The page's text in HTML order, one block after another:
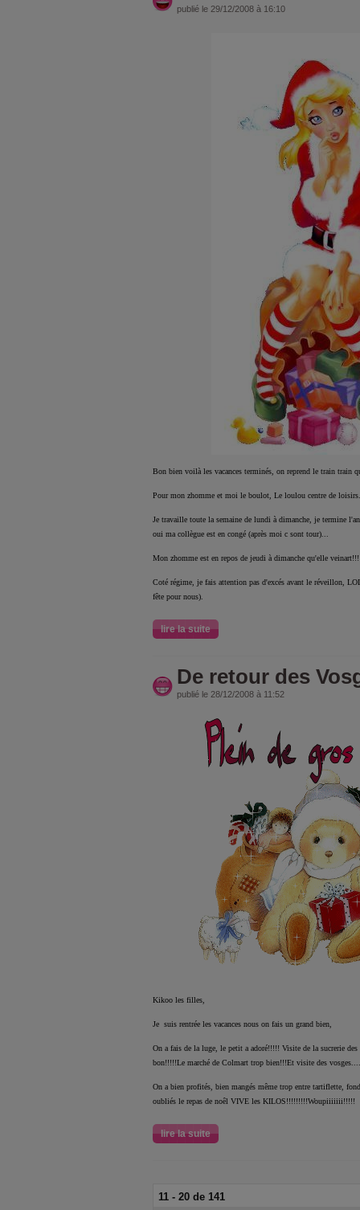
publié le 29/12/2008 à 16:10
Bon bien voilà les vacances terminés, on reprend le train train
Pour mon zhomme et moi le boulot, Le loulou centre de
Je travaille toute la semaine de lundi à dimanche, je termine
oui ma collègue est en congé (après moi c sont tour)...
Mon zhomme est en repos de jeudi à dimanche qu'elle
Coté régime, je fais attention pas d'excés avant le réveillon,
fête pour nous).
lire la suite
De retour des
publié le 28/12/2008 à 11:52
Kikoo les filles,
Je suis rentrée les vacances nous on fais un grand bien,
On a fais de la luge, le petit a adoré!!!!! Visite de la sucrerie
bon!!!!!Le marché de Colmart trop bien!!!Et visite des
On a bien profités, bien mangés même trop entre tartiflette,
oubliés le repas de noêl VIVE les KILOS!!!!!!!!!Woupiiiiiii!!!!!
lire la suite
11 - 20 de 141